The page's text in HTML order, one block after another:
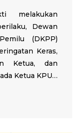
melakukan
Dewan
(DKPP)
Keras,
Ketua, dan
Ketua KPU…